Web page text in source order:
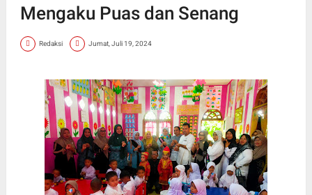
Mengaku Puas dan Senang
Redaksi Jumat, Juli 19, 2024